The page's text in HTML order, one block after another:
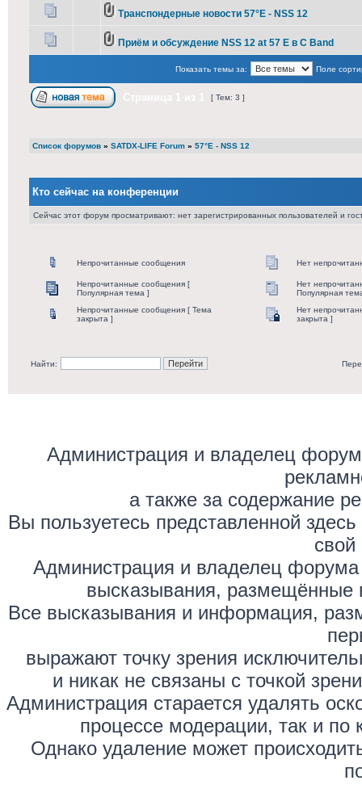
Транспондерные новости 57°E - NSS 12
Приём и обсуждение NSS 12 at 57 E в С Band
Показать темы за: Поле
[ Тем: 3 ]
Список форумов » SATDX-LIFE Forum » 57°E - NSS 12
Кто сейчас на конференции
Сейчас этот форум просматривают: нет зарегистрированных пользователей и
Непрочитанные сообщения Нет
Непрочитанные сообщения [
Популярная тема ]
Нет
Популярная
Непрочитанные сообщения [ Тема
закрыта ]
Нет
закрыта ]
Найти:
Администрация и владелец
а также за содержание
Вы пользуетесь представленной
свой
Администрация и владелец форума
высказывания, размещённые
Все высказывания и информация,
выражают точку зрения
и никак не связаны с точкой
Администрация старается удалять
процессе модерации, так и по
Однако удаление может